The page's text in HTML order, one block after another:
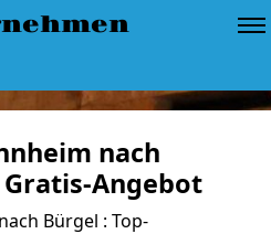
nach
Angebot
Bürgel : Top-